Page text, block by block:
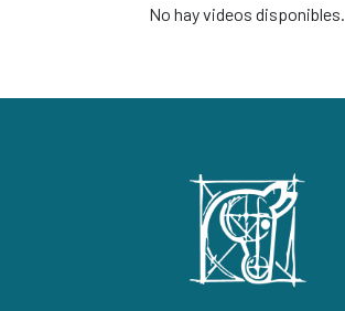
No hay videos disponibles.